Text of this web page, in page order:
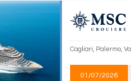
Cagliari, Palermo,
01/07/2026